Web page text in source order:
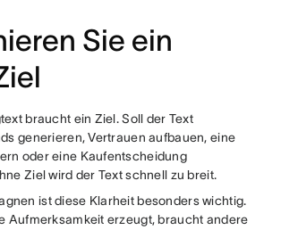
Sie ein
braucht ein Ziel. Soll der Text
generieren, Vertrauen aufbauen, eine
oder eine Kaufentscheidung
Ziel wird der Text schnell zu breit.
ist diese Klarheit besonders wichtig.
Aufmerksamkeit erzeugt, braucht andere